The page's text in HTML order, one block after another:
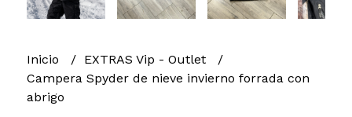
Inicio
EXTRAS Vip - Outlet
Campera Spyder de nieve invierno forrada con
abrigo